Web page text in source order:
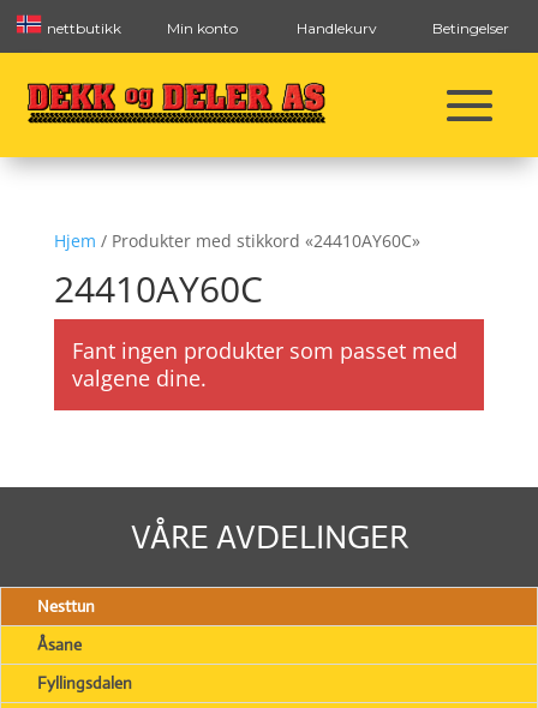
nettbutikk Min konto Handlekurv Betingelser
Hjem / Produkter med stikkord «24410AY60C»
24410AY60C
Fant ingen produkter som passet med
valgene dine.
VÅRE AVDELINGER
Nesttun
Åsane
Fyllingsdalen